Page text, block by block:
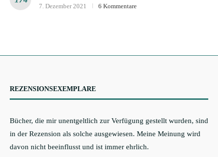
7. Dezember 2021
6 Kommentare
REZENSIONSEXEMPLARE
Bücher, die mir unentgeltlich zur Verfügung gestellt wurden, sind
in der Rezension als solche ausgewiesen. Meine Meinung wird
davon nicht beeinflusst und ist immer ehrlich.